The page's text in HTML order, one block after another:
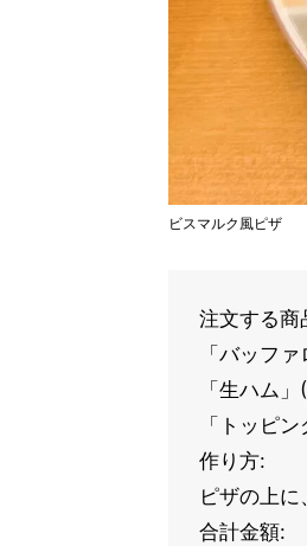
ビスマルク風ピザ
注文する商
「バッフ
「生ハム
「トッピ
作り方:
ピザの上
合計金額: